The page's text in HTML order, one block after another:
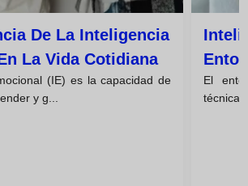
De La Inteligencia
La Vida Cotidiana
(IE) es la capacidad de
y g...
El